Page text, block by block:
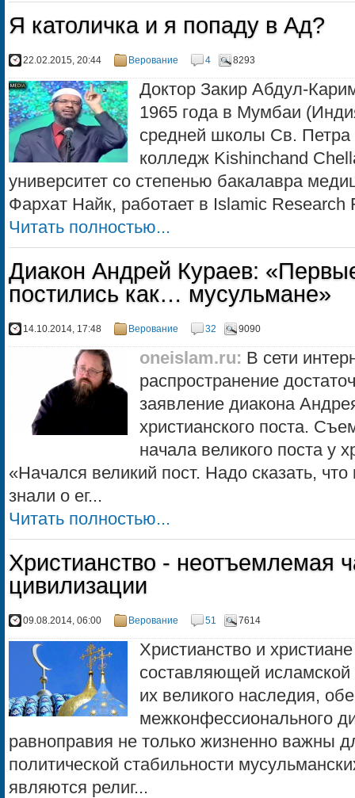
Я католичка и я попаду в Ад?
22.02.2015, 20:44 Верование 4 8293
Доктор Закир Абдул-
1965 года в Мумбаи
средней школы Св.
колледж Kishinchand
университет со степенью бакалавра
Фархат Найк, работает в Islamic Research
Читать полностью...
Диакон Андрей Кураев:
постились как… мусульмане»
14.10.2014, 17:48 Верование 32 9090
oneislam.ru: В сети
распространение
заявление диакона
христианского поста.
начала великого поста у
«Начался великий пост. Надо сказать,
знали о ег...
Читать полностью...
Христианство - неотъемлемая
цивилизации
09.08.2014, 06:00 Верование 51 7614
Христианство и
составляющей
их великого наследия,
межконфессионального
равноправия не только жизненно важны
политической стабильности
являются религ...